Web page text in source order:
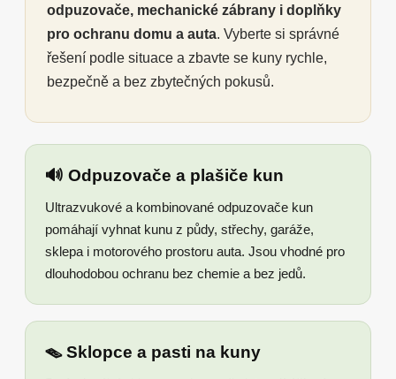
odpuzovače, mechanické zábrany i doplňky
pro ochranu domu a auta. Vyberte si správné
řešení podle situace a zbavte se kuny rychle,
bezpečně a bez zbytečných pokusů.
🔊 Odpuzovače a plašiče kun
Ultrazvukové a kombinované odpuzovače kun
pomáhají vyhnat kunu z půdy, střechy, garáže,
sklepa i motorového prostoru auta. Jsou vhodné pro
dlouhodobou ochranu bez chemie a bez jedů.
🪤 Sklopce a pasti na kuny